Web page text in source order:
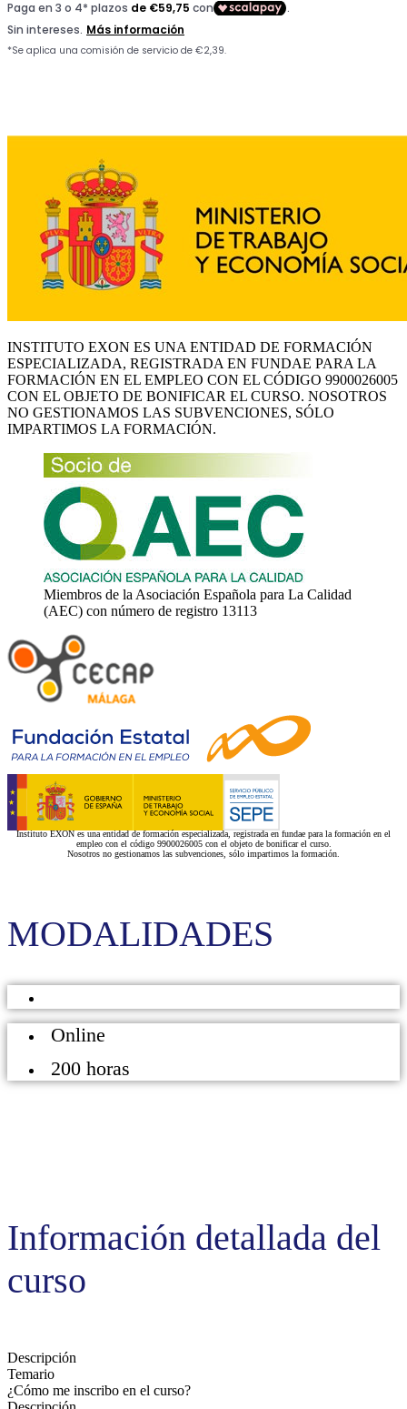
INSTITUTO EXON ES UNA ENTIDAD DE FORMACIÓN
ESPECIALIZADA, REGISTRADA EN FUNDAE PARA LA
FORMACIÓN EN EL EMPLEO CON EL CÓDIGO 9900026005
CON EL OBJETO DE BONIFICAR EL CURSO. NOSOTROS
NO GESTIONAMOS LAS SUBVENCIONES, SÓLO
IMPARTIMOS LA FORMACIÓN.
Miembros de la Asociación Española para La Calidad
(AEC) con número de registro 13113
Instituto EXON es una entidad de formación especializada, registrada en fundae para la formación en el
empleo con el código 9900026005 con el objeto de bonificar el curso.
Nosotros no gestionamos las subvenciones, sólo impartimos la formación.
MODALIDADES
Online
200 horas
Información detallada del
curso
Descripción
Temario
¿Cómo me inscribo en el curso?